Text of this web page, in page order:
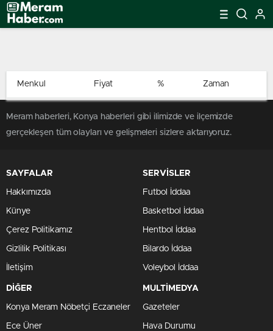
Menkul Fiyat % Zaman
Meram haberleri, Konya haberleri gibi ilimizde ve ilçemizde
gerçekleşen tüm olayları ve gelişmeleri sizlere aktarıyoruz.
SAYFALAR
Hakkımızda
Künye
Çerez Politikamız
Gizlilik Politikası
İletişim
SERVİSLER
Futbol İddaa
Basketbol İddaa
Hentbol İddaa
Bilardo İddaa
Voleybol İddaa
DİĞER
Konya Meram Nöbetçi Eczaneler
Ece Üner
MULTİMEDYA
Gazeteler
Hava Durumu